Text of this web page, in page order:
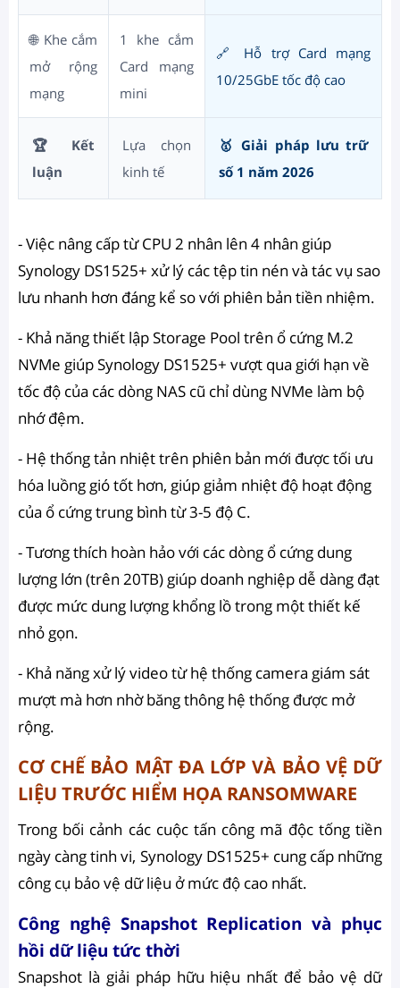
🌐 Khe cắm
mở rộng
mạng
1 khe cắm
Card mạng
mini
🔗 Hỗ trợ Card mạng
10/25GbE tốc độ cao
🏆 Kết
luận
Lựa chọn
kinh tế
🥇 Giải pháp lưu trữ
số 1 năm 2026
- Việc nâng cấp từ CPU 2 nhân lên 4 nhân giúp
Synology DS1525+ xử lý các tệp tin nén và tác vụ sao
lưu nhanh hơn đáng kể so với phiên bản tiền nhiệm.
- Khả năng thiết lập Storage Pool trên ổ cứng M.2
NVMe giúp Synology DS1525+ vượt qua giới hạn về
tốc độ của các dòng NAS cũ chỉ dùng NVMe làm bộ
nhớ đệm.
- Hệ thống tản nhiệt trên phiên bản mới được tối ưu
hóa luồng gió tốt hơn, giúp giảm nhiệt độ hoạt động
của ổ cứng trung bình từ 3-5 độ C.
- Tương thích hoàn hảo với các dòng ổ cứng dung
lượng lớn (trên 20TB) giúp doanh nghiệp dễ dàng đạt
được mức dung lượng khổng lồ trong một thiết kế
nhỏ gọn.
- Khả năng xử lý video từ hệ thống camera giám sát
mượt mà hơn nhờ băng thông hệ thống được mở
rộng.
CƠ CHẾ BẢO MẬT ĐA LỚP VÀ BẢO VỆ DỮ
LIỆU TRƯỚC HIỂM HỌA RANSOMWARE
Trong bối cảnh các cuộc tấn công mã độc tống tiền
ngày càng tinh vi, Synology DS1525+ cung cấp những
công cụ bảo vệ dữ liệu ở mức độ cao nhất.
Công nghệ Snapshot Replication và phục
hồi dữ liệu tức thời
Snapshot là giải pháp hữu hiệu nhất để bảo vệ dữ